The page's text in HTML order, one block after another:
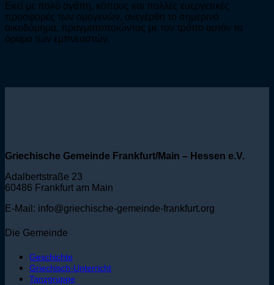
Εκεί με πολύ αγάπη, κόπους και πολλές ευεργετικές
προσφορές των ομογενών, ανεγέρθη το σημερινό
οικοδόμημα, πραγματοποιώντας με τον τρόπο αυτόν το
όραμα των εμπνευστών.
Griechische Gemeinde Frankfurt/Main – Hessen e.V.
Adalbertstraße 23
60486 Frankfurt am Main
E-Mail: info@griechische-gemeinde-frankfurt.org
Die Gemeinde
Geschichte
Griechisch-Unterricht
Tanzgruppe